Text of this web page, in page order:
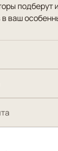
подберут
ваш